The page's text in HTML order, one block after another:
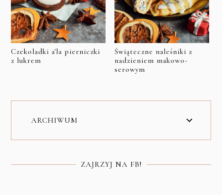
Czekoladki a'la pierniczki
z lukrem
Świąteczne naleśniki z
nadzieniem makowo-
serowym
ARCHIWUM
ZAJRZYJ NA FB!